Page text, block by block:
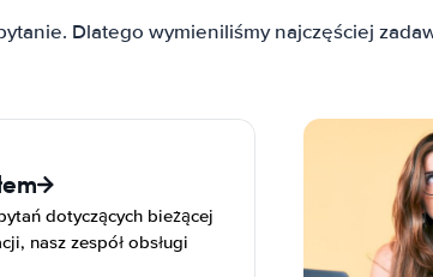
Dlatego wymieniliśmy najczęściej
dotyczących bieżącej
nasz zespół obsługi